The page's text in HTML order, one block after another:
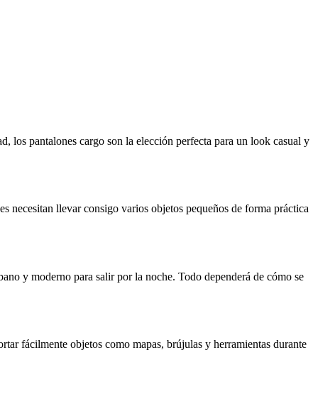
los pantalones cargo son la elección perfecta para un look casual y
necesitan llevar consigo varios objetos pequeños de forma práctica
y moderno para salir por la noche. Todo dependerá de cómo se
fácilmente objetos como mapas, brújulas y herramientas durante